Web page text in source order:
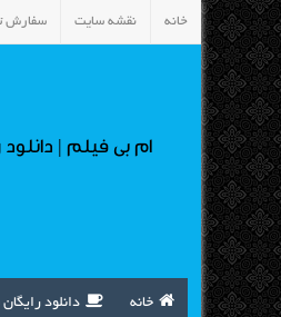
خانه نقشه سایت سفارش
ام بی فیلم |
خانه دانلود